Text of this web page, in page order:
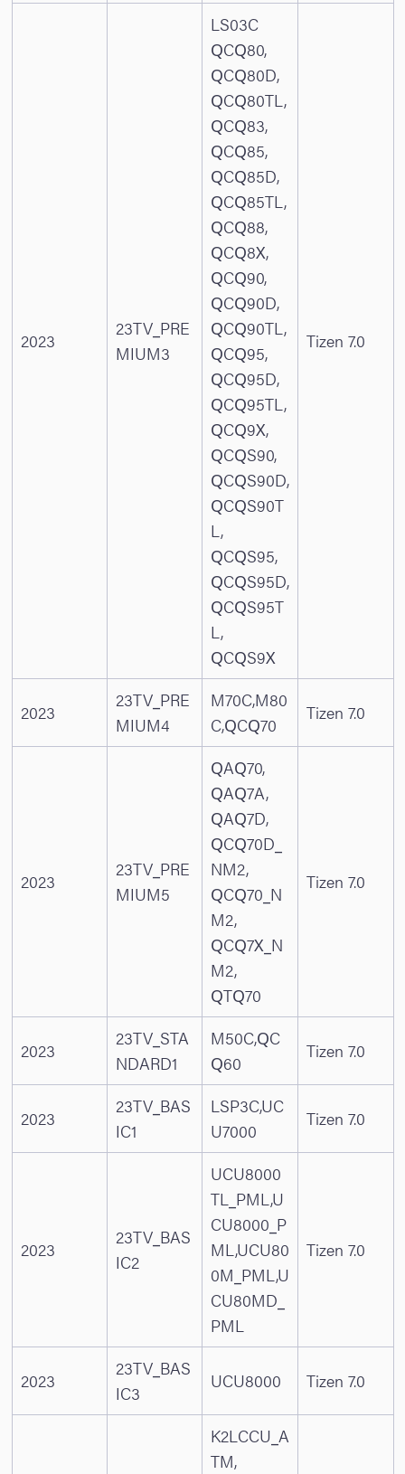
2023
23TV_PRE
MIUM3
LS03C
QCQ80,
QCQ80D,
QCQ80TL,
QCQ83,
QCQ85,
QCQ85D,
QCQ85TL,
QCQ88,
QCQ8X,
QCQ90,
QCQ90D,
QCQ90TL,
QCQ95,
QCQ95D,
QCQ95TL,
QCQ9X,
QCQS90,
QCQS90D,
QCQS90T
L,
QCQS95,
QCQS95D,
QCQS95T
L,
QCQS9X
Tizen 7.0
2023
23TV_PRE
MIUM4
M70C,M80
C,QCQ70
Tizen 7.0
2023
23TV_PRE
MIUM5
QAQ70,
QAQ7A,
QAQ7D,
QCQ70D_
NM2,
QCQ70_N
M2,
QCQ7X_N
M2,
QTQ70
Tizen 7.0
2023
23TV_STA
NDARD1
M50C,QC
Q60
Tizen 7.0
2023
23TV_BAS
IC1
LSP3C,UC
U7000
Tizen 7.0
2023
23TV_BAS
IC2
UCU8000
TL_PML,U
CU8000_P
ML,UCU80
0M_PML,U
CU80MD_
PML
Tizen 7.0
2023
23TV_BAS
IC3
UCU8000 Tizen 7.0
K2LCCU_A
TM,